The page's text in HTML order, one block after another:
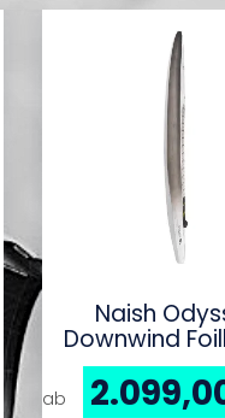
Naish
Downwind
2026
ab